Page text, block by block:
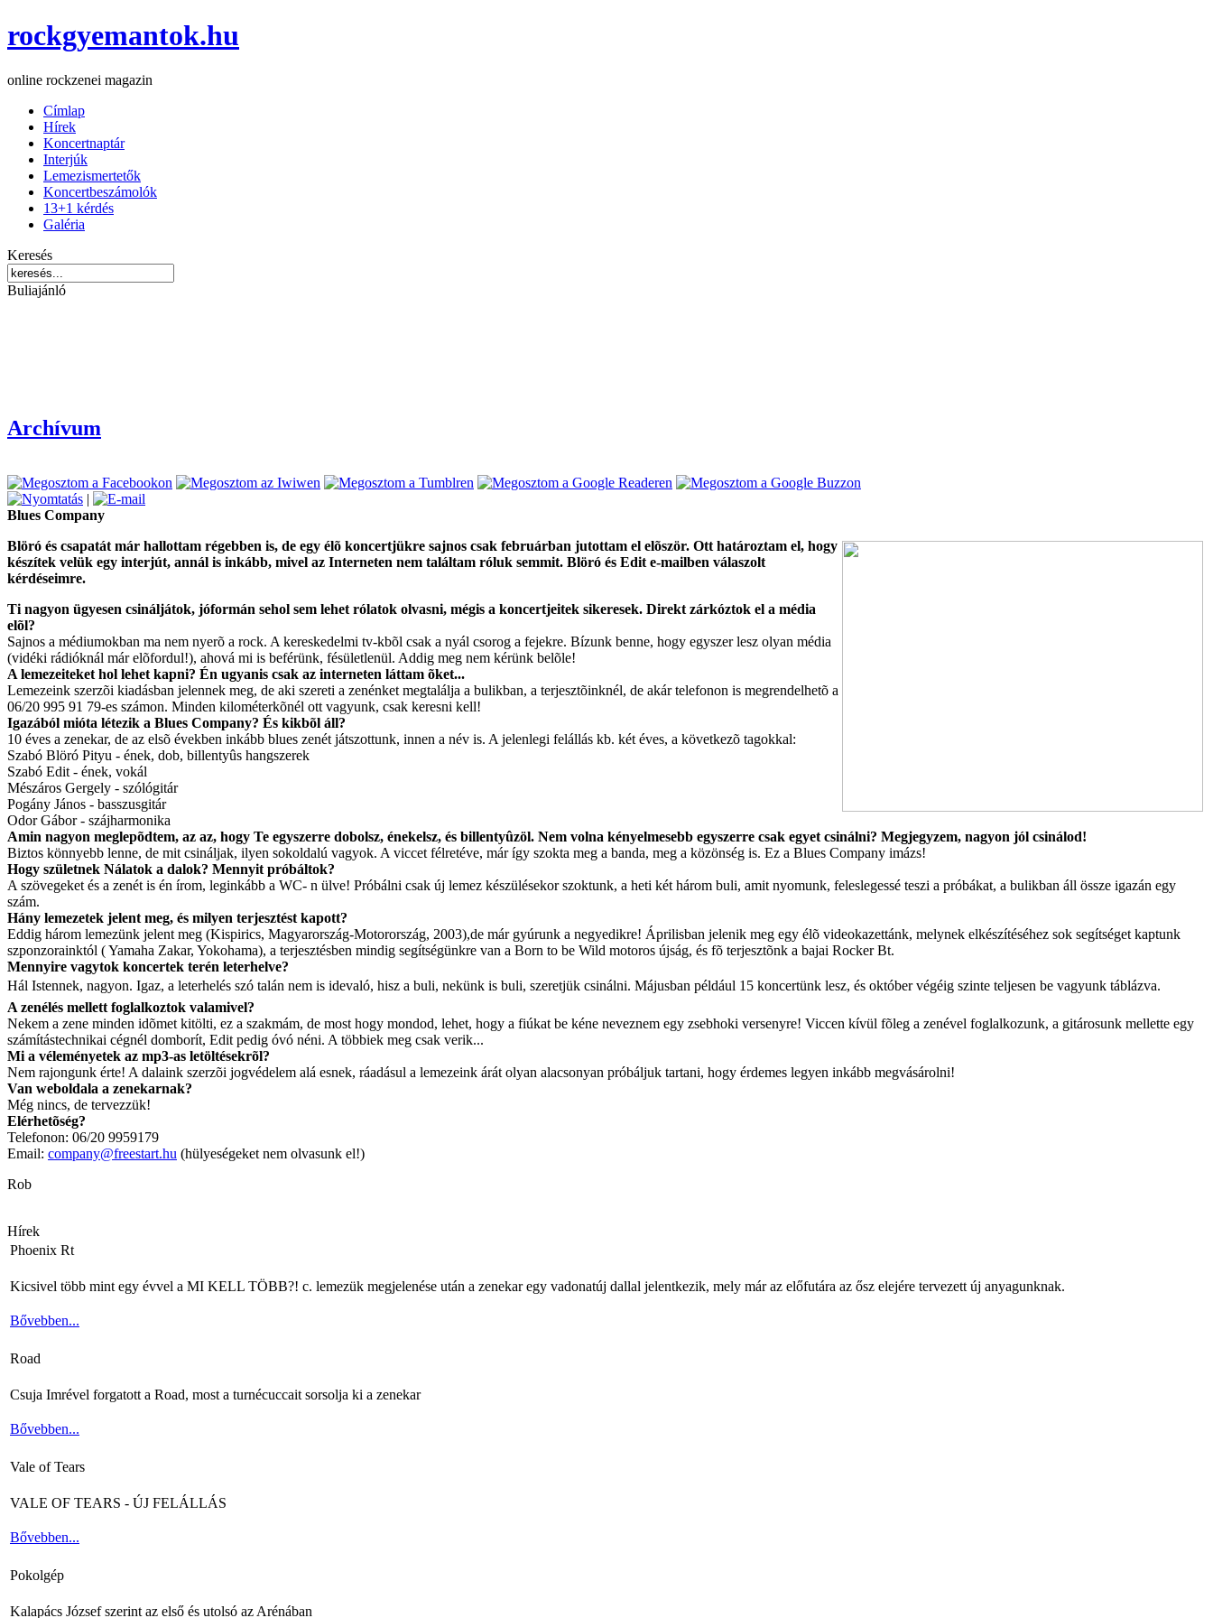
rockgyemantok.hu
online rockzenei magazin
Címlap
Hírek
Koncertnaptár
Interjúk
Lemezismertetők
Koncertbeszámolók
13+1 kérdés
Galéria
Keresés
Buliajánló
Archívum
|
Blues Company
Blöró és csapatát már hallottam régebben is, de egy élõ koncertjükre sajnos csak februárban jutottam el elõször. Ott határoztam el, hogy
készítek velük egy interjút, annál is inkább, mivel az Interneten nem találtam róluk semmit. Blöró és Edit e-mailben válaszolt
kérdéseimre.
Ti nagyon ügyesen csináljátok, jóformán sehol sem lehet rólatok olvasni, mégis a koncertjeitek sikeresek. Direkt zárkóztok el a média
elõl?
Sajnos a médiumokban ma nem nyerõ a rock. A kereskedelmi tv-kbõl csak a nyál csorog a fejekre. Bízunk benne, hogy egyszer lesz olyan média
(vidéki rádióknál már elõfordul!), ahová mi is beférünk, fésületlenül. Addig meg nem kérünk belõle!
A lemezeiteket hol lehet kapni? Én ugyanis csak az interneten láttam õket...
Lemezeink szerzõi kiadásban jelennek meg, de aki szereti a zenénket megtalálja a bulikban, a terjesztõinknél, de akár telefonon is megrendelhetõ a
06/20 995 91 79-es számon. Minden kilométerkõnél ott vagyunk, csak keresni kell!
Igazából mióta létezik a Blues Company? És kikbõl áll?
10 éves a zenekar, de az elsõ években inkább blues zenét játszottunk, innen a név is. A jelenlegi felállás kb. két éves, a következõ tagokkal:
Szabó Blöró Pityu - ének, dob, billentyûs hangszerek
Szabó Edit - ének, vokál
Mészáros Gergely - szólógitár
Pogány János - basszusgitár
Odor Gábor - szájharmonika
Amin nagyon meglepõdtem, az az, hogy Te egyszerre dobolsz, énekelsz, és billentyûzöl. Nem volna kényelmesebb egyszerre csak egyet csinálni? Megjegyzem, nagyon jól csinálod!
Biztos könnyebb lenne, de mit csináljak, ilyen sokoldalú vagyok. A viccet félretéve, már így szokta meg a banda, meg a közönség is. Ez a Blues Company imázs!
Hogy születnek Nálatok a dalok? Mennyit próbáltok?
A szövegeket és a zenét is én írom, leginkább a WC- n ülve! Próbálni csak új lemez készülésekor szoktunk, a heti két három buli, amit nyomunk, feleslegessé teszi a próbákat, a bulikban áll össze igazán egy
szám.
Hány lemezetek jelent meg, és milyen terjesztést kapott?
Eddig három lemezünk jelent meg (Kispirics, Magyarország-Motorország, 2003),de már gyúrunk a negyedikre! Áprilisban jelenik meg egy élõ videokazettánk, melynek elkészítéséhez sok segítséget kaptunk
szponzorainktól ( Yamaha Zakar, Yokohama), a terjesztésben mindig segítségünkre van a Born to be Wild motoros újság, és fõ terjesztõnk a bajai Rocker Bt.
Mennyire vagytok koncertek terén leterhelve?
Hál Istennek, nagyon. Igaz, a leterhelés szó talán nem is idevaló, hisz a buli, nekünk is buli, szeretjük csinálni. Májusban például 15 koncertünk lesz, és október végéig szinte teljesen be vagyunk táblázva.
A zenélés mellett foglalkoztok valamivel?
Nekem a zene minden idõmet kitölti, ez a szakmám, de most hogy mondod, lehet, hogy a fiúkat be kéne neveznem egy zsebhoki versenyre! Viccen kívül fõleg a zenével foglalkozunk, a gitárosunk mellette egy
számítástechnikai cégnél domborít, Edit pedig óvó néni. A többiek meg csak verik...
Mi a véleményetek az mp3-as letöltésekrõl?
Nem rajongunk érte! A dalaink szerzõi jogvédelem alá esnek, ráadásul a lemezeink árát olyan alacsonyan próbáljuk tartani, hogy érdemes legyen inkább megvásárolni!
Van weboldala a zenekarnak?
Még nincs, de tervezzük!
Elérhetõség?
Telefonon: 06/20 9959179
Email: company@freestart.hu (hülyeségeket nem olvasunk el!)
Rob
Hírek
Phoenix Rt
Kicsivel több mint egy évvel a MI KELL TÖBB?! c. lemezük megjelenése után a zenekar egy vadonatúj dallal jelentkezik, mely már az előfutára az ősz elejére tervezett új anyagunknak.
Bővebben...
Road
Csuja Imrével forgatott a Road, most a turnécuccait sorsolja ki a zenekar
Bővebben...
Vale of Tears
VALE OF TEARS - ÚJ FELÁLLÁS
Bővebben...
Pokolgép
Kalapács József szerint az első és utolsó az Arénában